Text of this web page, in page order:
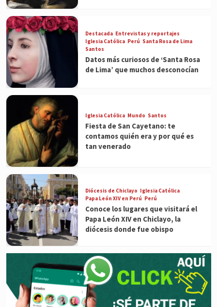
Destacada Entrevistas y reportajes
Iglesia Católica Perú Santa Rosa de Lima
Santos
Datos más curiosos de ‘Santa Rosa
de Lima’ que muchos desconocían
Iglesia Católica Mundo Santos
Fiesta de San Cayetano: te
contamos quién era y por qué es
tan venerado
Diócesis de Chiclayo Iglesia Católica
Papa León XIV en Perú Perú
Conoce los lugares que visitará el
Papa León XIV en Chiclayo, la
diócesis donde fue obispo